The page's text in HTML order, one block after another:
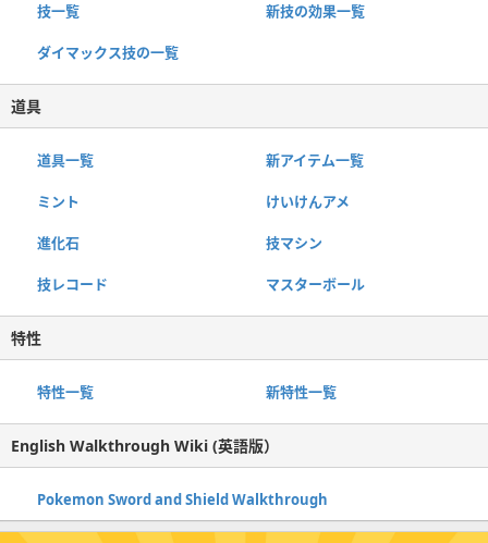
技一覧 新技の効果一覧
ダイマックス技の一覧
道具
道具一覧 新アイテム一覧
ミント けいけんアメ
進化石 技マシン
技レコード マスターボール
特性
特性一覧 新特性一覧
English Walkthrough Wiki (英語版）
Pokemon Sword and Shield Walkthrough